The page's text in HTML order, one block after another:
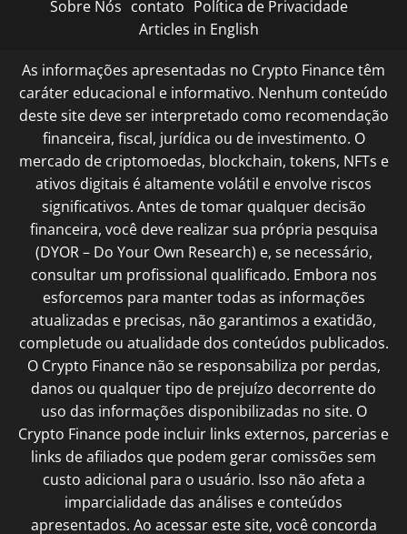
Sobre Nós contato Política de Privacidade
Articles in English
As informações apresentadas no Crypto Finance têm
caráter educacional e informativo. Nenhum conteúdo
deste site deve ser interpretado como recomendação
financeira, fiscal, jurídica ou de investimento. O
mercado de criptomoedas, blockchain, tokens, NFTs e
ativos digitais é altamente volátil e envolve riscos
significativos. Antes de tomar qualquer decisão
financeira, você deve realizar sua própria pesquisa
(DYOR – Do Your Own Research) e, se necessário,
consultar um profissional qualificado. Embora nos
esforcemos para manter todas as informações
atualizadas e precisas, não garantimos a exatidão,
completude ou atualidade dos conteúdos publicados.
O Crypto Finance não se responsabiliza por perdas,
danos ou qualquer tipo de prejuízo decorrente do
uso das informações disponibilizadas no site. O
Crypto Finance pode incluir links externos, parcerias e
links de afiliados que podem gerar comissões sem
custo adicional para o usuário. Isso não afeta a
imparcialidade das análises e conteúdos
apresentados. Ao acessar este site, você concorda